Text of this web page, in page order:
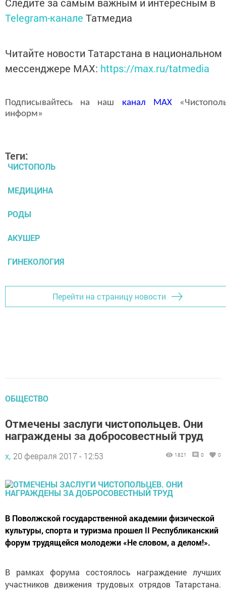
Telegram-канале Татмедиа
Читайте новости Татарстана в национальном
мессенджере MАХ: https://max.ru/tatmedia
Подписывайтесь на наш канал MAX
информ»
Теги:
ЧИСТОПОЛЬ
МЕДИЦИНА
РОДЫ
АКУШЕР
ГИНЕКОЛОГИЯ
Перейти на страницу новости
ОБЩЕСТВО
Отмечены заслуги чистопольцев. Они
награждены за добросовестный труд
х, 20 февраля 2017 - 12:53 1821 0 0
В Поволжской государственной академии физической
культуры, спорта и туризма прошел II Республиканский
форум трудящейся молодежи «Не словом, а делом!».
В рамках форума состоялось награждение лучших
участников движения трудовых отрядов Татарстана.